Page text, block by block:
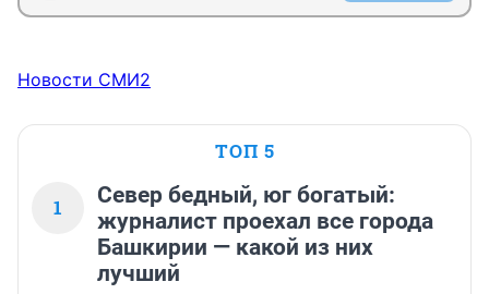
Новости СМИ2
ТОП 5
1
Север бедный, юг богатый:
журналист проехал все города
Башкирии — какой из них
лучший